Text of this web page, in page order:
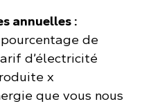
annuelles :
de
d’électricité
x
que vous nous